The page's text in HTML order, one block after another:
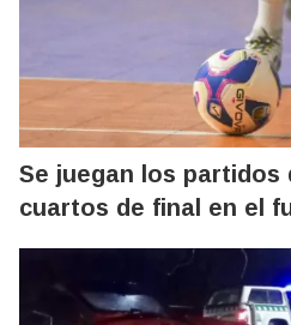
Se juegan los partidos
cuartos de final en el